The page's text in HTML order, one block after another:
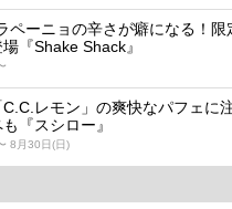
ペーニョの辛さが癖になる！限
『Shake Shack』
レモン」の爽快なパフェに
『スシロー』
8月30日(日)